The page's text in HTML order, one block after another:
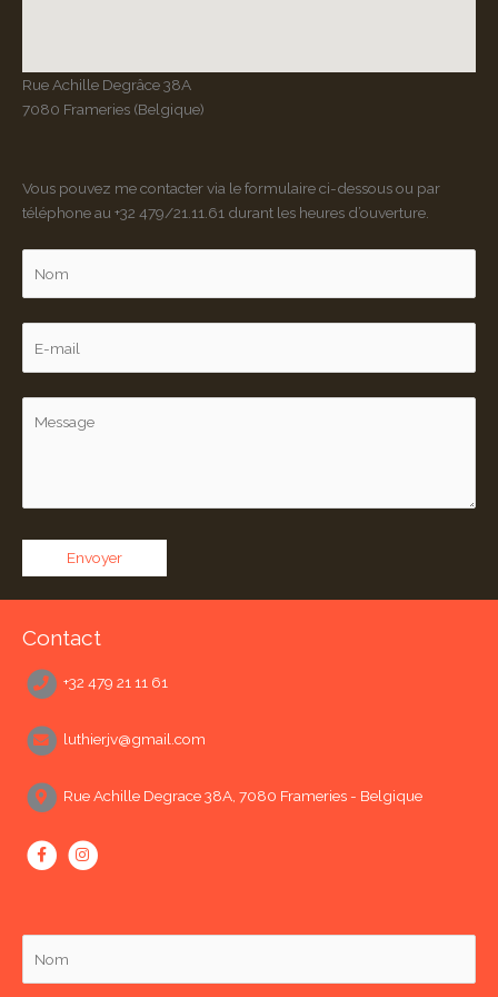
Rue Achille Degrâce 38A
7080 Frameries (Belgique)
Vous pouvez me contacter via le formulaire ci-dessous ou par
téléphone au +32 479/21.11.61 durant les heures d’ouverture.
Contact
+32 479 21 11 61
luthierjv@gmail.com
Rue Achille Degrace 38A, 7080 Frameries - Belgique